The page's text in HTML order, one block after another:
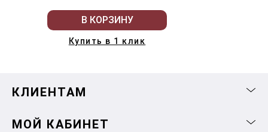
В КОРЗИНУ
Купить в 1 клик
КЛИЕНТАМ
МОЙ КАБИНЕТ